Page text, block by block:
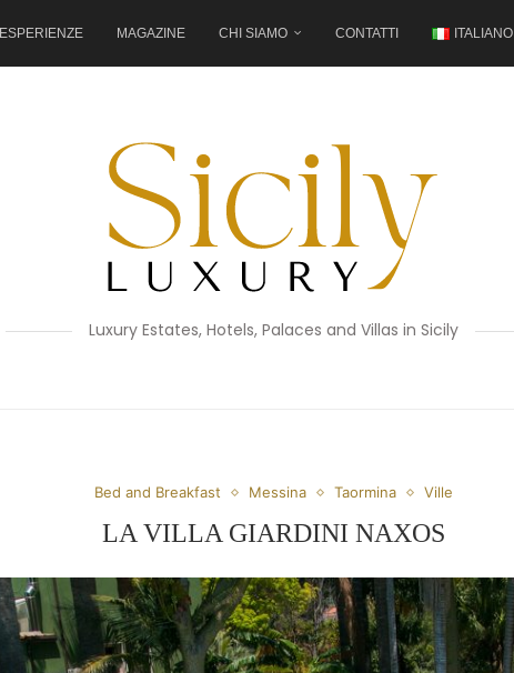
ESPERIENZE MAGAZINE CHI SIAMO CONTATTI ITALIANO
Luxury Estates, Hotels, Palaces and Villas in Sicily
Bed and Breakfast Messina Taormina Ville
LA VILLA GIARDINI NAXOS